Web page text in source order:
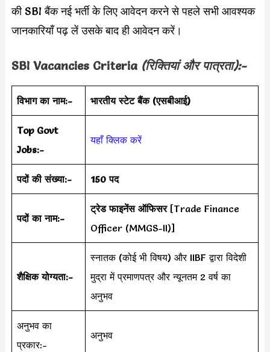
की SBI बैंक नई भर्ती के लिए आवेदन करने से पहले सभी आवश्यक
जानकारियाँ पढ़ लें उसके बाद ही आवेदन करें।
SBI Vacancies Criteria (रिक्तियां और पात्रता):-
विभाग का नाम:- भारतीय स्टेट बैंक (एसबीआई)
Top Govt
Jobs:-
यहाँ क्लिक करें
पदों की संख्या:- 150 पद
पदों का नाम:-
ट्रेड फाइनेंस ऑफिसर[Trade Finance
Officer (MMGS-II)]
शैक्षिक योग्यता:-
स्नातक (कोई भी विषय) और IIBF द्वारा विदेशी
मुद्रा में प्रमाणपत्र और न्यूनतम 2 वर्ष का
अनुभव
अनुभव का
प्रकार:-
अनुभव